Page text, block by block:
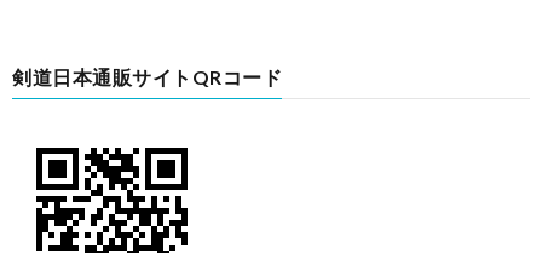
剣道日本通販サイトQRコード